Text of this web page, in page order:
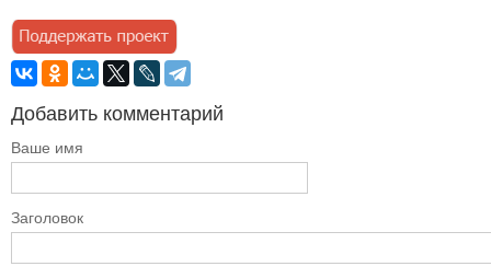
Добавить комментарий
Ваше имя
Заголовок